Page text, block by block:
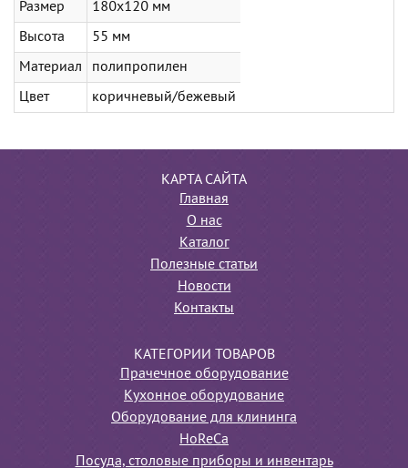
Размер 180х120 мм
Высота 55 мм
Материал полипропилен
Цвет коричневый/бежевый
КАРТА САЙТА
Главная
О нас
Каталог
Полезные статьи
Новости
Контакты
КАТЕГОРИИ ТОВАРОВ
Прачечное оборудование
Кухонное оборудование
Оборудование для клининга
HoReCa
Посуда, столовые приборы и инвентарь